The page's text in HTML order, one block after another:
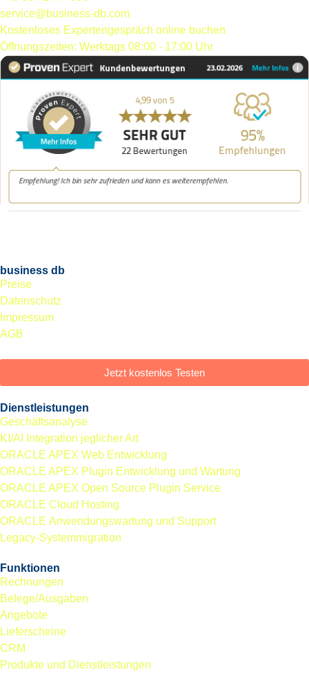
service@business-db.com
Kostenloses Expertengespräch online buchen
Öffnungszeiten: Werktags 08:00 - 17:00 Uhr
business db
Preise
Datenschutz
Impressum
AGB
Jetzt kostenlos Testen
Dienstleistungen
Geschäftsanalyse
KI/AI Integration jeglicher Art
ORACLE APEX Web Entwicklung
ORACLE APEX Plugin Entwicklung und Wartung
ORACLE APEX Open Source Plugin Service
ORACLE Cloud Hosting
ORACLE Anwendungs­wartung und Support
Legacy-Systemmigration
Funktionen
Rechnungen
Belege/Ausgaben
Angebote
Lieferscheine
CRM
Produkte und Dienstleistungen